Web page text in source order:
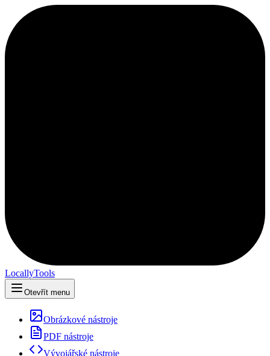
LocallyTools
Otevřít menu
Obrázkové nástroje
PDF nástroje
Vývojářské nástroje